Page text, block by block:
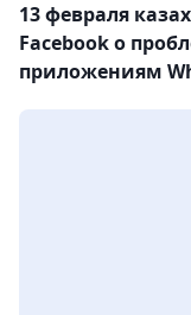
13 февраля
Facebook о
приложениям